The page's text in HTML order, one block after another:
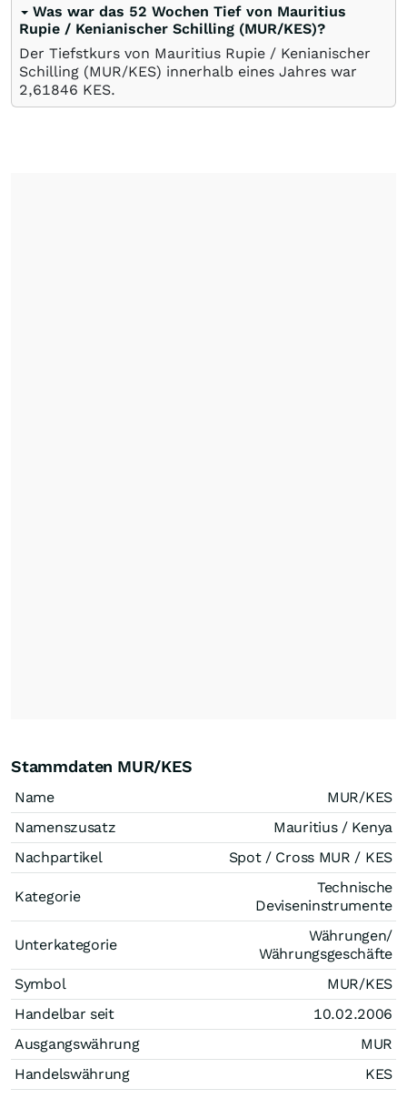
Was war das 52 Wochen Tief von Mauritius
Rupie / Kenianischer Schilling (MUR/KES)?
Der Tiefstkurs von Mauritius Rupie / Kenianischer
Schilling (MUR/KES) innerhalb eines Jahres war
2,61846 KES.
Stammdaten MUR/KES
Name
MUR/KES
Namenszusatz
Mauritius / Kenya
Nachpartikel
Spot / Cross MUR / KES
Kategorie
Technische
Deviseninstrumente
Unterkategorie
Währungen/
Währungsgeschäfte
Symbol
MUR/KES
Handelbar seit
10.02.2006
Ausgangswährung
MUR
Handelswährung
KES